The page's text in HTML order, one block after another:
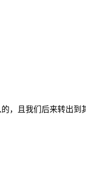
，且我们后来转出到